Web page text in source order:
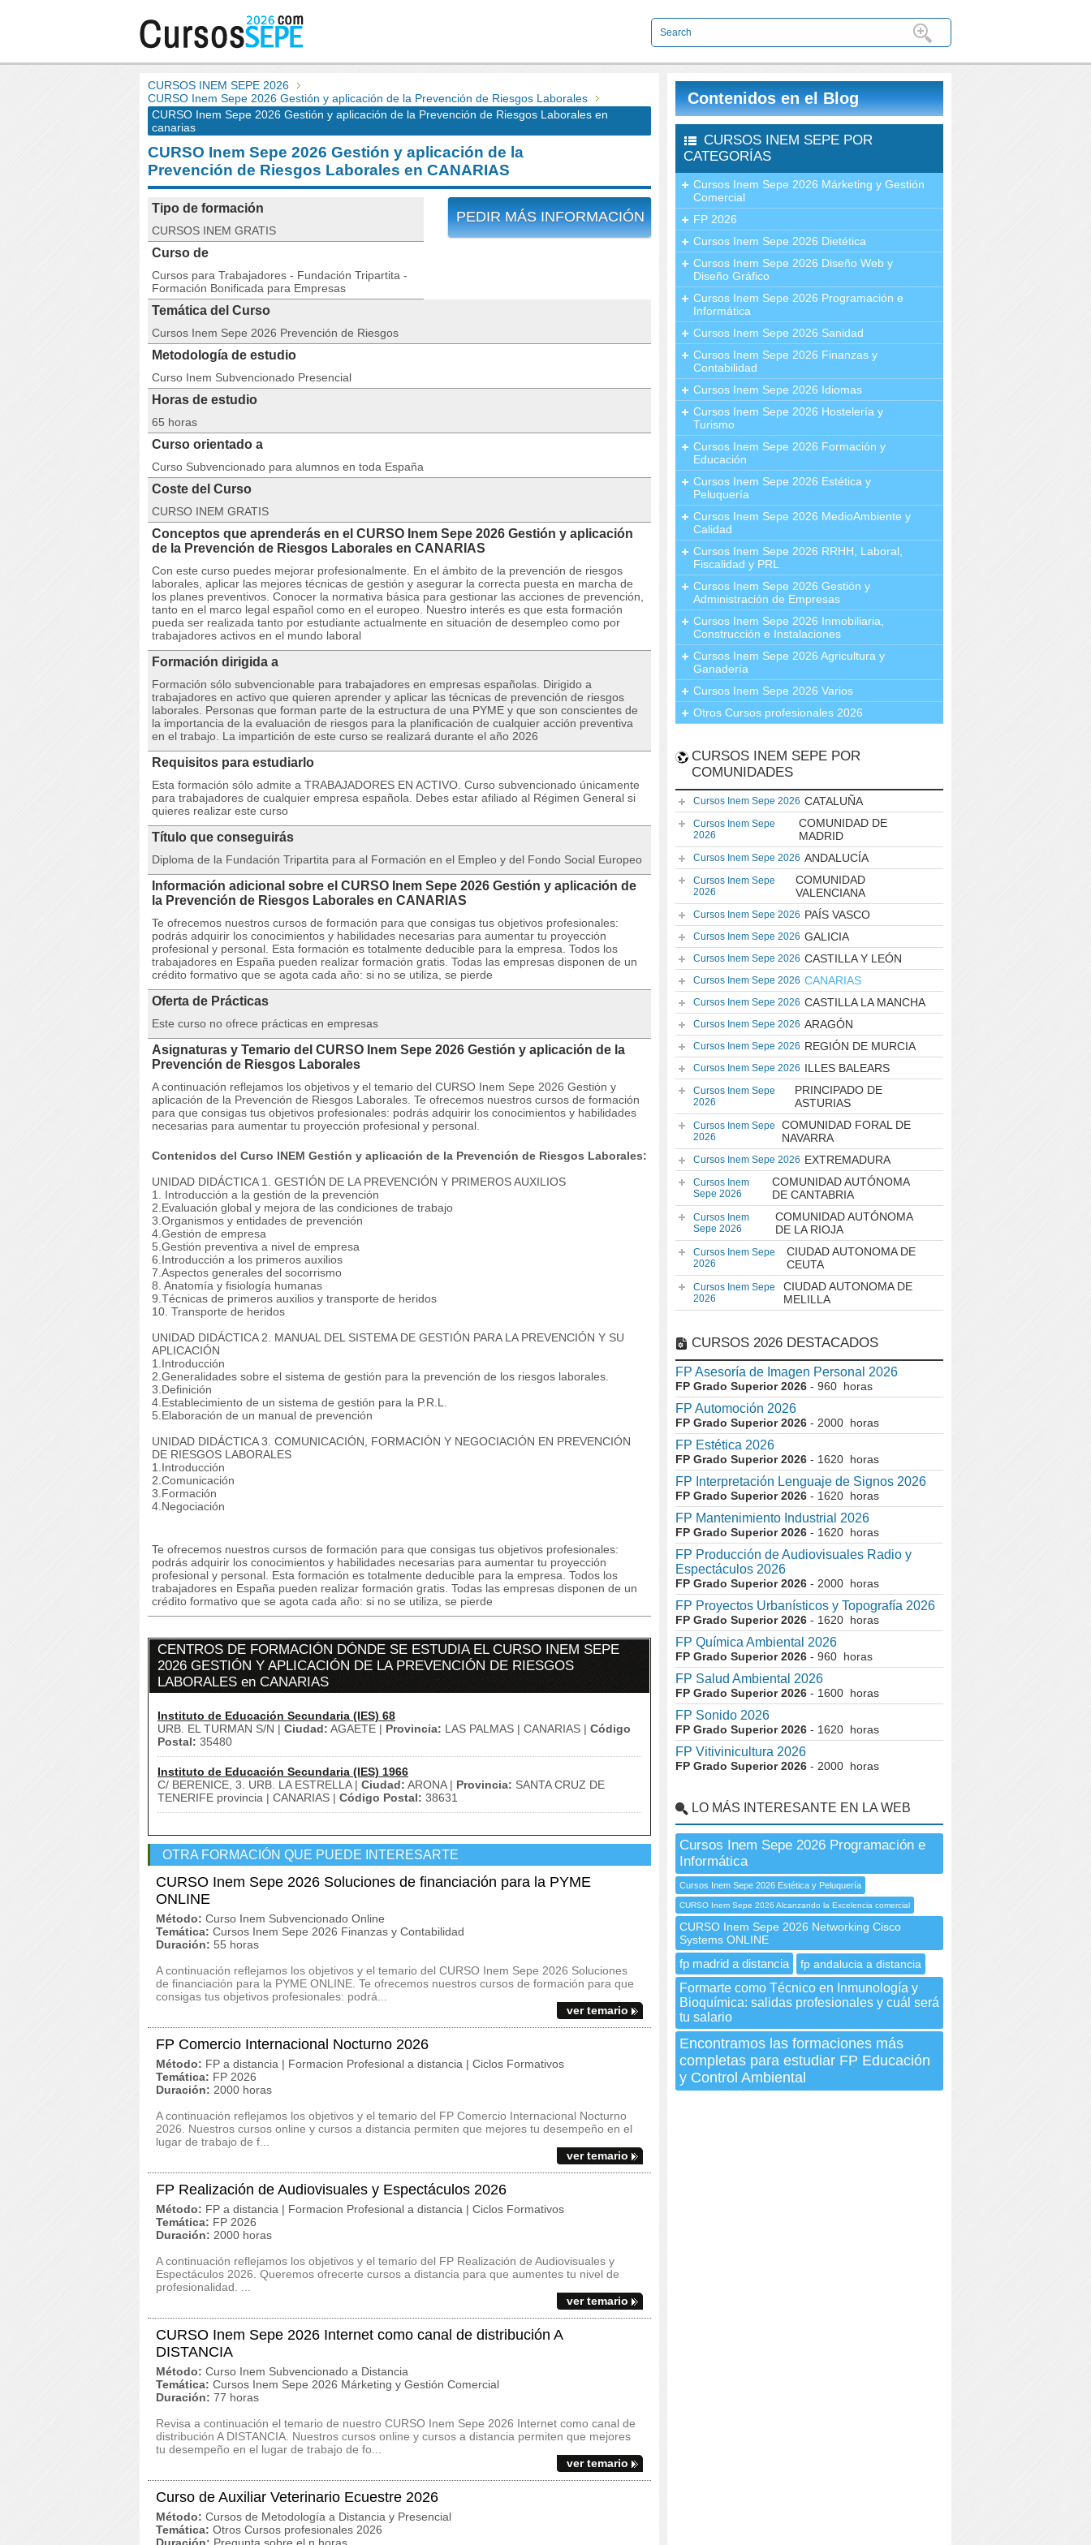
CURSOS INEM SEPE 2026
CURSO Inem Sepe 2026 Gestión y aplicación de la Prevención de Riesgos Laborales
CURSO Inem Sepe 2026 Gestión y aplicación de la Prevención de Riesgos Laborales en
canarias
CURSO Inem Sepe 2026 Gestión y aplicación de la
Prevención de Riesgos Laborales en CANARIAS
PEDIR MÁS INFORMACIÓN
Tipo de formación
CURSOS INEM GRATIS
Curso de
Cursos para Trabajadores - Fundación Tripartita -
Formación Bonificada para Empresas
Temática del Curso
Cursos Inem Sepe 2026 Prevención de Riesgos
Metodología de estudio
Curso Inem Subvencionado Presencial
Horas de estudio
65 horas
Curso orientado a
Curso Subvencionado para alumnos en toda España
Coste del Curso
CURSO INEM GRATIS
Conceptos que aprenderás en el CURSO Inem Sepe 2026 Gestión y aplicación
de la Prevención de Riesgos Laborales en CANARIAS
Con este curso puedes mejorar profesionalmente. En el ámbito de la prevención de riesgos
laborales, aplicar las mejores técnicas de gestión y asegurar la correcta puesta en marcha de
los planes preventivos. Conocer la normativa básica para gestionar las acciones de prevención,
tanto en el marco legal español como en el europeo. Nuestro interés es que esta formación
pueda ser realizada tanto por estudiante actualmente en situación de desempleo como por
trabajadores activos en el mundo laboral
Formación dirigida a
Formación sólo subvencionable para trabajadores en empresas españolas. Dirigido a
trabajadores en activo que quieren aprender y aplicar las técnicas de prevención de riesgos
laborales. Personas que forman parte de la estructura de una PYME y que son conscientes de
la importancia de la evaluación de riesgos para la planificación de cualquier acción preventiva
en el trabajo. La impartición de este curso se realizará durante el año 2026
Requisitos para estudiarlo
Esta formación sólo admite a TRABAJADORES EN ACTIVO. Curso subvencionado únicamente
para trabajadores de cualquier empresa española. Debes estar afiliado al Régimen General si
quieres realizar este curso
Título que conseguirás
Diploma de la Fundación Tripartita para al Formación en el Empleo y del Fondo Social Europeo
Información adicional sobre el CURSO Inem Sepe 2026 Gestión y aplicación de
la Prevención de Riesgos Laborales en CANARIAS
Te ofrecemos nuestros cursos de formación para que consigas tus objetivos profesionales:
podrás adquirir los conocimientos y habilidades necesarias para aumentar tu proyección
profesional y personal. Esta formación es totalmente deducible para la empresa. Todos los
trabajadores en España pueden realizar formación gratis. Todas las empresas disponen de un
crédito formativo que se agota cada año: si no se utiliza, se pierde
Oferta de Prácticas
Este curso no ofrece prácticas en empresas
Asignaturas y Temario del CURSO Inem Sepe 2026 Gestión y aplicación de la
Prevención de Riesgos Laborales
A continuación reflejamos los objetivos y el temario del CURSO Inem Sepe 2026 Gestión y
aplicación de la Prevención de Riesgos Laborales. Te ofrecemos nuestros cursos de formación
para que consigas tus objetivos profesionales: podrás adquirir los conocimientos y habilidades
necesarias para aumentar tu proyección profesional y personal.
Contenidos del Curso INEM Gestión y aplicación de la Prevención de Riesgos Laborales:
UNIDAD DIDÁCTICA 1. GESTIÓN DE LA PREVENCIÓN Y PRIMEROS AUXILIOS
1. Introducción a la gestión de la prevención
2.Evaluación global y mejora de las condiciones de trabajo
3.Organismos y entidades de prevención
4.Gestión de empresa
5.Gestión preventiva a nivel de empresa
6.Introducción a los primeros auxilios
7.Aspectos generales del socorrismo
8. Anatomía y fisiología humanas
9.Técnicas de primeros auxilios y transporte de heridos
10. Transporte de heridos
UNIDAD DIDÁCTICA 2. MANUAL DEL SISTEMA DE GESTIÓN PARA LA PREVENCIÓN Y SU
APLICACIÓN
1.Introducción
2.Generalidades sobre el sistema de gestión para la prevención de los riesgos laborales.
3.Definición
4.Establecimiento de un sistema de gestión para la P.R.L.
5.Elaboración de un manual de prevención
UNIDAD DIDÁCTICA 3. COMUNICACIÓN, FORMACIÓN Y NEGOCIACIÓN EN PREVENCIÓN
DE RIESGOS LABORALES
1.Introducción
2.Comunicación
3.Formación
4.Negociación
Te ofrecemos nuestros cursos de formación para que consigas tus objetivos profesionales:
podrás adquirir los conocimientos y habilidades necesarias para aumentar tu proyección
profesional y personal. Esta formación es totalmente deducible para la empresa. Todos los
trabajadores en España pueden realizar formación gratis. Todas las empresas disponen de un
crédito formativo que se agota cada año: si no se utiliza, se pierde
CENTROS DE FORMACIÓN DÓNDE SE ESTUDIA EL CURSO INEM SEPE
2026 GESTIÓN Y APLICACIÓN DE LA PREVENCIÓN DE RIESGOS
LABORALES en CANARIAS
Instituto de Educación Secundaria (IES) 68
URB. EL TURMAN S/N | Ciudad: AGAETE | Provincia: LAS PALMAS | CANARIAS | Código
Postal: 35480
Instituto de Educación Secundaria (IES) 1966
C/ BERENICE, 3. URB. LA ESTRELLA | Ciudad: ARONA | Provincia: SANTA CRUZ DE
TENERIFE provincia | CANARIAS | Código Postal: 38631
OTRA FORMACIÓN QUE PUEDE INTERESARTE
CURSO Inem Sepe 2026 Soluciones de financiación para la PYME
ONLINE
Método: Curso Inem Subvencionado Online
Temática: Cursos Inem Sepe 2026 Finanzas y Contabilidad
Duración: 55 horas
A continuación reflejamos los objetivos y el temario del CURSO Inem Sepe 2026 Soluciones
de financiación para la PYME ONLINE. Te ofrecemos nuestros cursos de formación para que
consigas tus objetivos profesionales: podrá...
ver temario
FP Comercio Internacional Nocturno 2026
Método: FP a distancia | Formacion Profesional a distancia | Ciclos Formativos
Temática: FP 2026
Duración: 2000 horas
A continuación reflejamos los objetivos y el temario del FP Comercio Internacional Nocturno
2026. Nuestros cursos online y cursos a distancia permiten que mejores tu desempeño en el
lugar de trabajo de f...
ver temario
FP Realización de Audiovisuales y Espectáculos 2026
Método: FP a distancia | Formacion Profesional a distancia | Ciclos Formativos
Temática: FP 2026
Duración: 2000 horas
A continuación reflejamos los objetivos y el temario del FP Realización de Audiovisuales y
Espectáculos 2026. Queremos ofrecerte cursos a distancia para que aumentes tu nivel de
profesionalidad. ...
ver temario
CURSO Inem Sepe 2026 Internet como canal de distribución A
DISTANCIA
Método: Curso Inem Subvencionado a Distancia
Temática: Cursos Inem Sepe 2026 Márketing y Gestión Comercial
Duración: 77 horas
Revisa a continuación el temario de nuestro CURSO Inem Sepe 2026 Internet como canal de
distribución A DISTANCIA. Nuestros cursos online y cursos a distancia permiten que mejores
tu desempeño en el lugar de trabajo de fo...
ver temario
Curso de Auxiliar Veterinario Ecuestre 2026
Método: Cursos de Metodología a Distancia y Presencial
Temática: Otros Cursos profesionales 2026
Contenidos en el Blog
CURSOS INEM SEPE POR
CATEGORÍAS
Cursos Inem Sepe 2026 Márketing y Gestión
Comercial
FP 2026
Cursos Inem Sepe 2026 Dietética
Cursos Inem Sepe 2026 Diseño Web y
Diseño Gráfico
Cursos Inem Sepe 2026 Programación e
Informática
Cursos Inem Sepe 2026 Sanidad
Cursos Inem Sepe 2026 Finanzas y
Contabilidad
Cursos Inem Sepe 2026 Idiomas
Cursos Inem Sepe 2026 Hostelería y
Turismo
Cursos Inem Sepe 2026 Formación y
Educación
Cursos Inem Sepe 2026 Estética y
Peluquería
Cursos Inem Sepe 2026 MedioAmbiente y
Calidad
Cursos Inem Sepe 2026 RRHH, Laboral,
Fiscalidad y PRL
Cursos Inem Sepe 2026 Gestión y
Administración de Empresas
Cursos Inem Sepe 2026 Inmobiliaria,
Construcción e Instalaciones
Cursos Inem Sepe 2026 Agricultura y
Ganadería
Cursos Inem Sepe 2026 Varios
Otros Cursos profesionales 2026
CURSOS INEM SEPE POR
COMUNIDADES
Cursos Inem Sepe 2026 CATALUÑA
Cursos Inem Sepe
2026
COMUNIDAD DE
MADRID
Cursos Inem Sepe 2026 ANDALUCÍA
Cursos Inem Sepe
2026
COMUNIDAD
VALENCIANA
Cursos Inem Sepe 2026 PAÍS VASCO
Cursos Inem Sepe 2026 GALICIA
Cursos Inem Sepe 2026 CASTILLA Y LEÓN
Cursos Inem Sepe 2026 CANARIAS
Cursos Inem Sepe 2026 CASTILLA LA MANCHA
Cursos Inem Sepe 2026 ARAGÓN
Cursos Inem Sepe 2026 REGIÓN DE MURCIA
Cursos Inem Sepe 2026 ILLES BALEARS
Cursos Inem Sepe
2026
PRINCIPADO DE
ASTURIAS
Cursos Inem Sepe
2026
COMUNIDAD FORAL DE
NAVARRA
Cursos Inem Sepe 2026 EXTREMADURA
Cursos Inem
Sepe 2026
COMUNIDAD AUTÓNOMA
DE CANTABRIA
Cursos Inem
Sepe 2026
COMUNIDAD AUTÓNOMA
DE LA RIOJA
Cursos Inem Sepe
2026
CIUDAD AUTONOMA DE
CEUTA
Cursos Inem Sepe
2026
CIUDAD AUTONOMA DE
MELILLA
CURSOS 2026 DESTACADOS
FP Asesoría de Imagen Personal 2026
FP Grado Superior 2026 - 960 horas
FP Automoción 2026
FP Grado Superior 2026 - 2000 horas
FP Estética 2026
FP Grado Superior 2026 - 1620 horas
FP Interpretación Lenguaje de Signos 2026
FP Grado Superior 2026 - 1620 horas
FP Mantenimiento Industrial 2026
FP Grado Superior 2026 - 1620 horas
FP Producción de Audiovisuales Radio y
Espectáculos 2026
FP Grado Superior 2026 - 2000 horas
FP Proyectos Urbanísticos y Topografía 2026
FP Grado Superior 2026 - 1620 horas
FP Química Ambiental 2026
FP Grado Superior 2026 - 960 horas
FP Salud Ambiental 2026
FP Grado Superior 2026 - 1600 horas
FP Sonido 2026
FP Grado Superior 2026 - 1620 horas
FP Vitivinicultura 2026
FP Grado Superior 2026 - 2000 horas
LO MÁS INTERESANTE EN LA WEB
Cursos Inem Sepe 2026 Programación e
Informática
Cursos Inem Sepe 2026 Estética y Peluquería
CURSO Inem Sepe 2026 Alcanzando la Excelencia comercial
CURSO Inem Sepe 2026 Networking Cisco
Systems ONLINE
fp madrid a distancia fp andalucia a distancia
Formarte como Técnico en Inmunología y
Bioquímica: salidas profesionales y cuál será
tu salario
Encontramos las formaciones más
completas para estudiar FP Educación
y Control Ambiental